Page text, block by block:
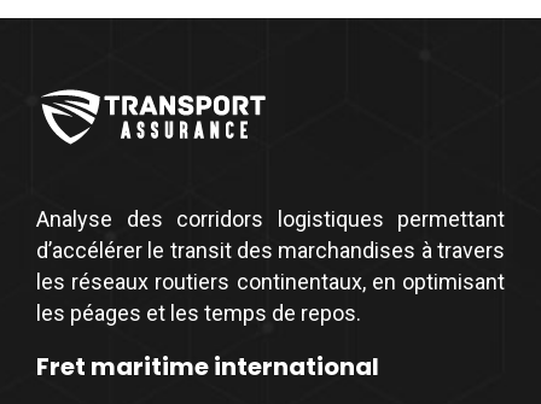
Analyse des corridors logistiques permettant
d’accélérer le transit des marchandises à travers
les réseaux routiers continentaux, en optimisant
les péages et les temps de repos.
Fret maritime international